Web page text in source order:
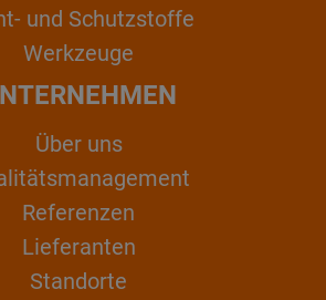
und Schutzstoffe
Werkzeuge
Über uns
Referenzen
Lieferanten
Standorte